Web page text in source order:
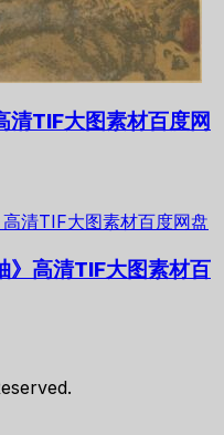
清TIF大图素材百度网
》高清TIF大图素材百